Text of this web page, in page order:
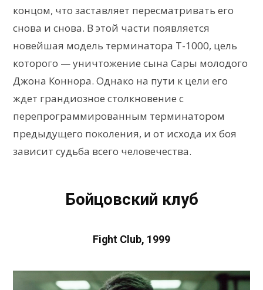
концом, что заставляет пересматривать его
снова и снова. В этой части появляется
новейшая модель терминатора Т-1000, цель
которого — уничтожение сына Сары молодого
Джона Коннора. Однако на пути к цели его
ждет грандиозное столкновение с
перепрограммированным терминатором
предыдущего поколения, и от исхода их боя
зависит судьба всего человечества.
Бойцовский клуб
Fight Club, 1999